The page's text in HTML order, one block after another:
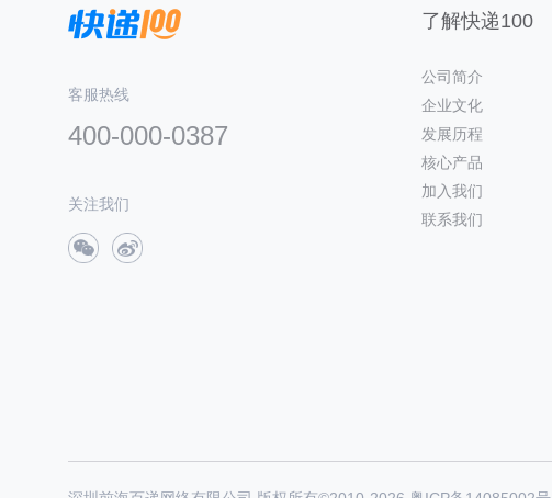
客服热线
400-000-0387
关注我们
了解快递100
公司简介
企业文化
发展历程
核心产品
加入我们
联系我们